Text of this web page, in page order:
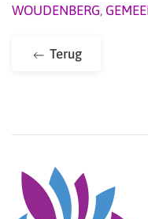
WOUDENBERG,
Terug